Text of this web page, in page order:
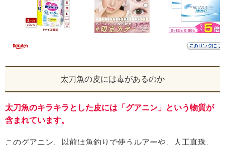
太刀魚の皮には毒があるのか
太刀魚のキラキラとした皮には「グアニン」という物質が
含まれています。
このグアニン、以前は魚釣りで使うルアーや、人工真珠、